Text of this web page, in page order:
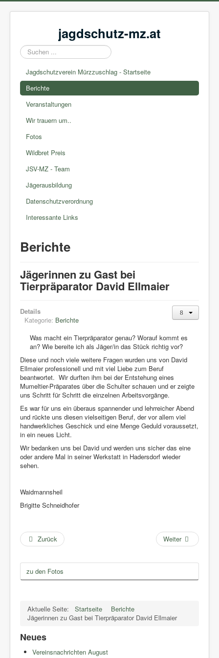
jagdschutz-mz.at
Suchen
...
Jagdschutzverein Mürzzuschlag - Startseite
Berichte
Veranstaltungen
Wir trauern um..
Fotos
Wildbret Preis
JSV-MZ - Team
Jägerausbildung
Datenschutzverordnung
Interessante Links
Berichte
Jägerinnen zu Gast bei
Tierpräparator David Ellmaier
Details
Kategorie: Berichte
Was macht ein Tierpräparator genau? Worauf kommt es
an? Wie bereite ich als Jäger/in das Stück richtig vor?
Diese und noch viele weitere Fragen wurden uns von David
Ellmaier professionell und mit viel Liebe zum Beruf
beantwortet. Wir durften ihm bei der Entstehung eines
Mumeltier-Präparates über die Schulter schauen und er zeigte
uns Schritt für Schritt die einzelnen Arbeitsvorgänge.
Es war für uns ein überaus spannender und lehrreicher Abend
und rückte uns diesen vielseitigen Beruf, der vor allem viel
handwerkliches Geschick und eine Menge Geduld voraussetzt,
in ein neues Licht.
Wir bedanken uns bei David und werden uns sicher das eine
oder andere Mal in seiner Werkstatt in Hadersdorf wieder
sehen.
Waidmannsheil
Brigitte Schneidhofer
Zurück Weiter
zu den Fotos
Aktuelle Seite: Startseite
Berichte
Jägerinnen zu Gast bei Tierpräparator David Ellmaier
Neues
Vereinsnachrichten August